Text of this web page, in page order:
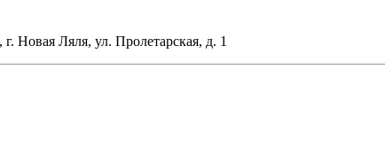
Новая Ляля, ул. Пролетарская, д. 1